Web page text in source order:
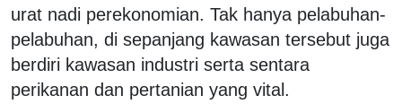
urat nadi perekonomian. Tak hanya pelabuhan-
pelabuhan, di sepanjang kawasan tersebut juga
berdiri kawasan industri serta sentara
perikanan dan pertanian yang vital.